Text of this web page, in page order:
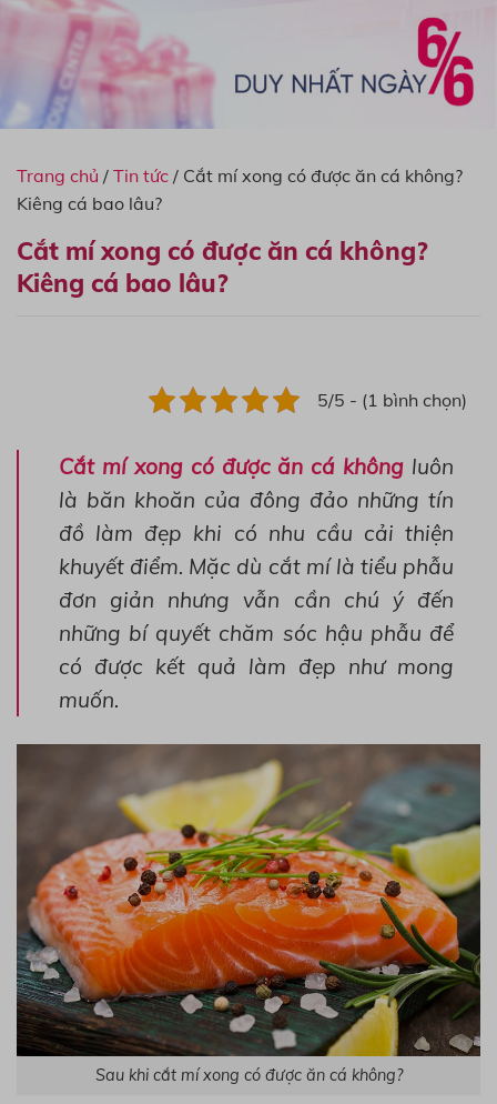
Trang chủ / Tin tức / Cắt mí xong có được ăn cá không?
Kiêng cá bao lâu?
Cắt mí xong có được ăn cá không?
Kiêng cá bao lâu?
5/5 - (1 bình chọn)
Cắt mí xong có được ăn cá không luôn
là băn khoăn của đông đảo những tín
đồ làm đẹp khi có nhu cầu cải thiện
khuyết điểm. Mặc dù cắt mí là tiểu phẫu
đơn giản nhưng vẫn cần chú ý đến
những bí quyết chăm sóc hậu phẫu để
có được kết quả làm đẹp như mong
muốn.
Sau khi cắt mí xong có được ăn cá không?